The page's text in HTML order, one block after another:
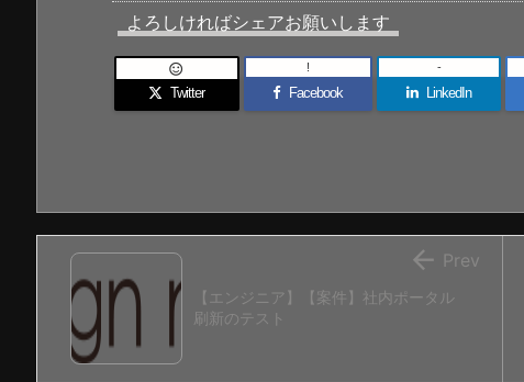
よろしければシェアお願いします
Twitter

Facebook
!
LinkedIn
-
【エンジニア】【案件】社内ポータル
刷新のテスト
 Prev